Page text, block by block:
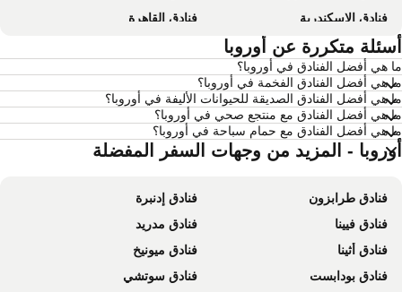
فنادق الإسكندرية
فنادق القاهرة
فنادق بانكوك
فنادق مسقط
فنادق العقة
فنادق عمان
فنادق الدوحة
فنادق طرابزون
فنادق أبها
فنادق الساحل الشمالي لمصر
فنادق بالي
فنادق Krabi
فنادق منطقة إسطنبول
فنادق قطر
فنادق إمارة رأس الخيمة
فنادق إمارة الفجيرة
فنادق منطقة مكة
فنادق مصر
متكررة عن أوروبا
هي أفضل الفنادق في أوروبا؟
هي أفضل الفنادق الفخمة في أوروبا؟
هي أفضل الفنادق الصديقة للحيوانات الأليفة في أوروبا؟
هي أفضل الفنادق مع منتجع صحي في أوروبا؟
هي أفضل الفنادق مع حمام سباحة في أوروبا؟
- المزيد من وجهات السفر المفضلة
فنادق طرابزون
فنادق إدنبرة
فنادق فيينا
فنادق مدريد
فنادق أثينا
فنادق ميونيخ
فنادق بودابست
فنادق سوتشي